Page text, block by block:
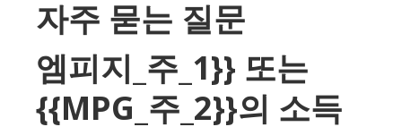
자주 묻는 질문
엠피지_주_1}} 또는
{{MPG_주_2}}의 소득